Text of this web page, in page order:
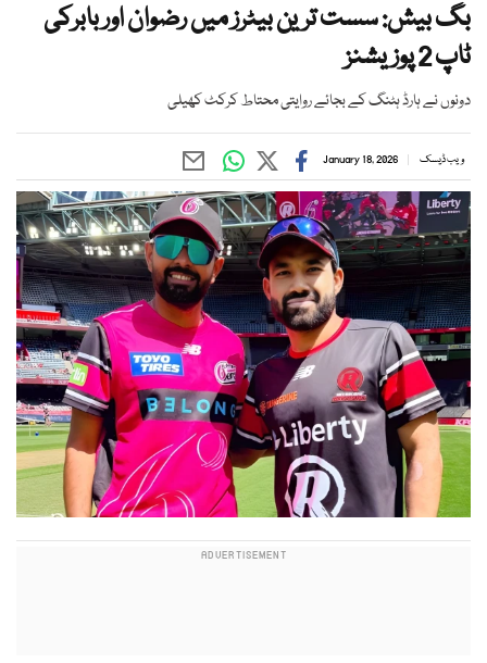
بگ بیش: سست ترین بیٹرز میں رضوان اور بابرکی
ٹاپ 2 پوزیشنز
دونوں نے ہارڈ ہٹنگ کے بجائے روایتی محتاط کرکٹ کھیلی
ویب ڈیسک January 18, 2026